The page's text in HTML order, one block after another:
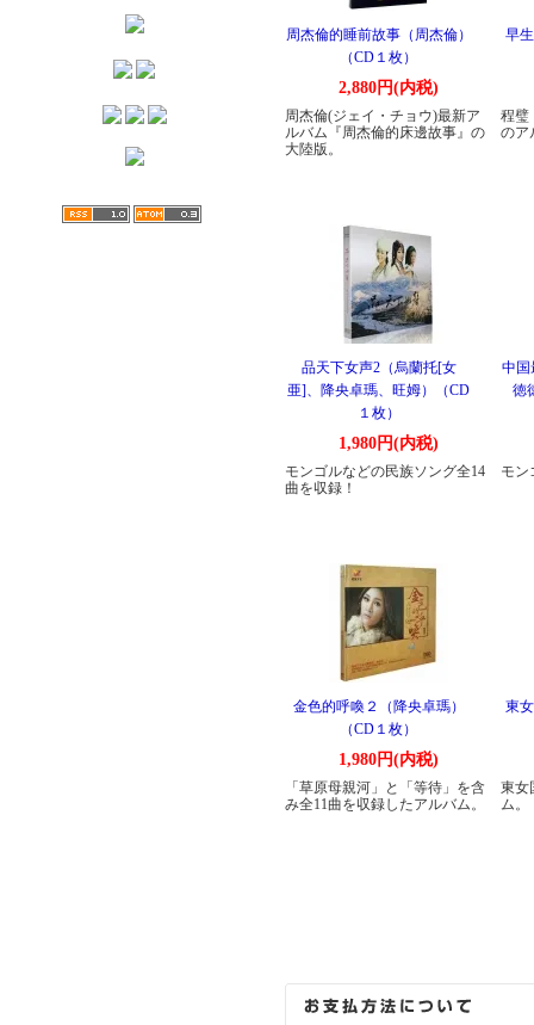
周杰倫的睡前故事（周杰倫）
（CD１枚）
2,880円(内税)
周杰倫(ジェイ・チョウ)最新ア
ルバム『周杰倫的床邊故事』の
大陸版。
早
程璧
のア
品天下女声2（烏蘭托[女
亜]、降央卓瑪、旺姆）（CD
１枚）
1,980円(内税)
モンゴルなどの民族ソング全14
曲を収録！
中国
徳
モン
金色的呼喚２（降央卓瑪）
（CD１枚）
1,980円(内税)
「草原母親河」と「等待」を含
み全11曲を収録したアルバム。
東
東女
ム。